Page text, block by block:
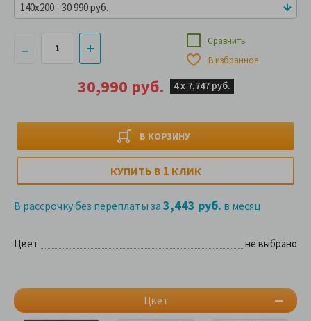
30,990 руб. 4 х 7,747 руб.
В КОРЗИНУ
Сравнить
В избранное
КУПИТЬ В 1 КЛИК
В рассрочку без переплаты за 3,443 руб. в месяц
140x200 - 30 990 руб.
Цвет не выбрано
Цвет